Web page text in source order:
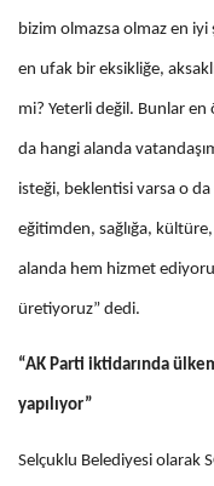
bizim olmazsa olmaz en
en ufak bir eksikliğe,
mi? Yeterli değil. Bunlar
da hangi alanda
isteği, beklentisi varsa o
eğitimden, sağlığa,
alanda hem hizmet
üretiyoruz” dedi.
“AK Parti iktidarında
yapılıyor”
Selçuklu Belediyesi olarak